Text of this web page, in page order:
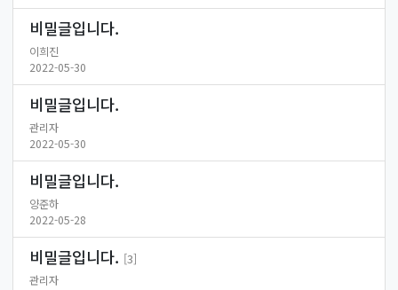
비밀글입니다.
이희진
2022-05-30
비밀글입니다.
관리자
2022-05-30
비밀글입니다.
양준하
2022-05-28
비밀글입니다. [3]
관리자